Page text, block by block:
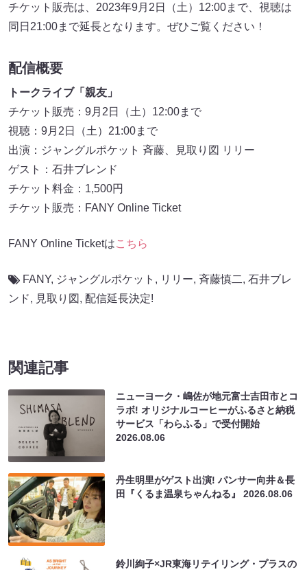
チケット販売は、2023年9月2日（土）12:00まで、視聴は
同日21:00まで延長となります。ぜひご覧ください！
配信概要
トークライブ「親友」
チケット販売：9月2日（土）12:00まで
視聴：9月2日（土）21:00まで
出演：ジャングルポケット 斉藤、見取り図 リリー
ゲスト：石井ブレンド
チケット料金：1,500円
チケット販売：FANY Online Ticket
FANY Online Ticketはこちら
FANY, ジャングルポケット , リリー, 斉藤慎二, 石井ブレ
ンド, 見取り図 , 配信延長決定!
関連記事
ニューヨーク・嶋佐が地元富士吉田市とコ
ラボ! オリジナルコーヒーがふるさと納税
サービス「わらふる」で受付開始
2026.08.06
丹生明里がゲスト出演! パンサー向井＆長
田『くるま温泉ちゃんねる』2026.08.06
鈴川絢子×JR東海リテイリング・プラスの